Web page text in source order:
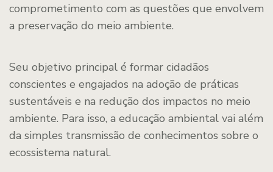
comprometimento com as questões que envolvem
a preservação do meio ambiente.
Seu objetivo principal é formar cidadãos
conscientes e engajados na adoção de práticas
sustentáveis e na redução dos impactos no meio
ambiente. Para isso, a educação ambiental vai além
da simples transmissão de conhecimentos sobre o
ecossistema natural.